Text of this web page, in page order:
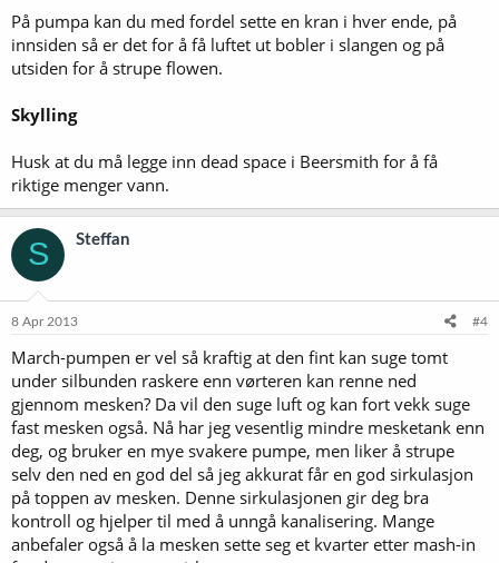
På pumpa kan du med fordel sette en kran i hver ende, på
innsiden så er det for å få luftet ut bobler i slangen og på
utsiden for å strupe flowen.
Skylling
Husk at du må legge inn dead space i Beersmith for å få
riktige menger vann.
S Steffan
8 Apr 2013 #4
March-pumpen er vel så kraftig at den fint kan suge tomt
under silbunden raskere enn vørteren kan renne ned
gjennom mesken? Da vil den suge luft og kan fort vekk suge
fast mesken også. Nå har jeg vesentlig mindre mesketank enn
deg, og bruker en mye svakere pumpe, men liker å strupe
selv den ned en god del så jeg akkurat får en god sirkulasjon
på toppen av mesken. Denne sirkulasjonen gir deg bra
kontroll og hjelper til med å unngå kanalisering. Mange
anbefaler også å la mesken sette seg et kvarter etter mash-in